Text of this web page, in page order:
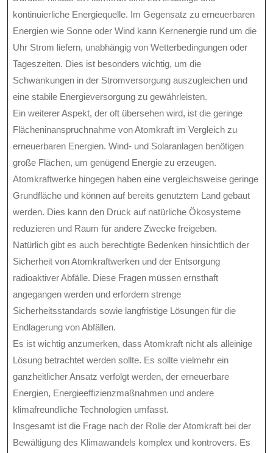
kontinuierliche Energiequelle. Im Gegensatz zu erneuerbaren
Energien wie Sonne oder Wind kann Kernenergie rund um die
Uhr Strom liefern, unabhängig von Wetterbedingungen oder
Tageszeiten. Dies ist besonders wichtig, um die
Schwankungen in der Stromversorgung auszugleichen und
eine stabile Energieversorgung zu gewährleisten.
Ein weiterer Aspekt, der oft übersehen wird, ist die geringe
Flächeninanspruchnahme von Atomkraft im Vergleich zu
erneuerbaren Energien. Wind- und Solaranlagen benötigen
große Flächen, um genügend Energie zu erzeugen.
Atomkraftwerke hingegen haben eine vergleichsweise geringe
Grundfläche und können auf bereits genutztem Land gebaut
werden. Dies kann den Druck auf natürliche Ökosysteme
reduzieren und Raum für andere Zwecke freigeben.
Natürlich gibt es auch berechtigte Bedenken hinsichtlich der
Sicherheit von Atomkraftwerken und der Entsorgung
radioaktiver Abfälle. Diese Fragen müssen ernsthaft
angegangen werden und erfordern strenge
Sicherheitsstandards sowie langfristige Lösungen für die
Endlagerung von Abfällen.
Es ist wichtig anzumerken, dass Atomkraft nicht als alleinige
Lösung betrachtet werden sollte. Es sollte vielmehr ein
ganzheitlicher Ansatz verfolgt werden, der erneuerbare
Energien, Energieeffizienzmaßnahmen und andere
klimafreundliche Technologien umfasst.
Insgesamt ist die Frage nach der Rolle der Atomkraft bei der
Bewältigung des Klimawandels komplex und kontrovers. Es